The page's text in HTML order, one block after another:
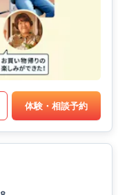
体験・相談予約